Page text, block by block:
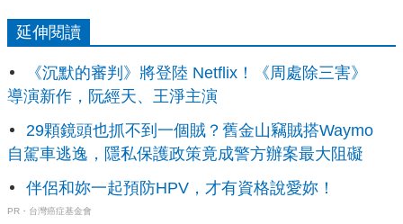
延伸閱讀
《沉默的審判》將登陸 Netflix！《周處除三害》
導演新作，阮經天、王淨主演
29顆鏡頭也抓不到一個賊？舊金山竊賊搭Waymo
自駕車逃逸，隱私保護政策竟成警方辦案最大阻礙
伴侶和妳一起預防HPV，才有資格說愛妳！
PR・台灣癌症基金會